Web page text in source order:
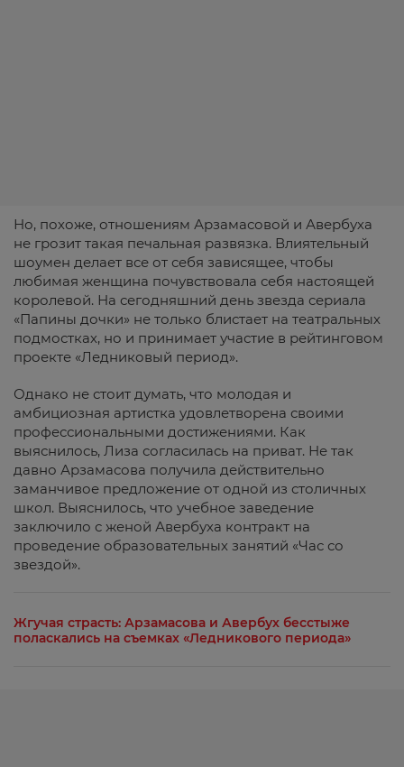
Но, похоже, отношениям Арзамасовой и Авербуха
не грозит такая печальная развязка. Влиятельный
шоумен делает все от себя зависящее, чтобы
любимая женщина почувствовала себя настоящей
королевой. На сегодняшний день звезда сериала
«Папины дочки» не только блистает на театральных
подмостках, но и принимает участие в рейтинговом
проекте «Ледниковый период».
Однако не стоит думать, что молодая и
амбициозная артистка удовлетворена своими
профессиональными достижениями. Как
выяснилось, Лиза согласилась на приват. Не так
давно Арзамасова получила действительно
заманчивое предложение от одной из столичных
школ. Выяснилось, что учебное заведение
заключило с женой Авербуха контракт на
проведение образовательных занятий «Час со
звездой».
Жгучая страсть: Арзамасова и Авербух бесстыже
поласкались на съемках «Ледникового периода»